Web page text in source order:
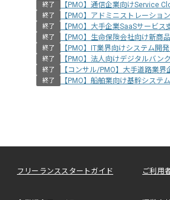
終了 【PMO】通信企業向けService
終了 【PMO】アドミニストレーション
終了 【PMO】大手企業SaaSサービス
終了 【PMO】生命保険会社向け新商
終了 【PMO】IT業界向けシステム開
終了 【PMO】法人向けデジタルバン
終了 【コンサル/PMO】大手道路業
終了 【PMO】船舶業向け基幹システ
フリーランススタートガイド ご利用